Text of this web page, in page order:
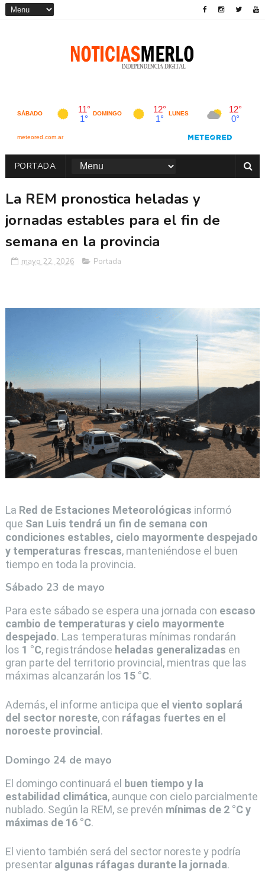
PORTADA
La REM pronostica heladas y
jornadas estables para el fin de
semana en la provincia
mayo 22, 2026 Portada
La Red de Estaciones Meteorológicas informó
que San Luis tendrá un fin de semana con
condiciones estables, cielo mayormente despejado
y temperaturas frescas, manteniéndose el buen
tiempo en toda la provincia.
Sábado 23 de mayo
Para este sábado se espera una jornada con escaso
cambio de temperaturas y cielo mayormente
despejado. Las temperaturas mínimas rondarán
los 1 °C, registrándose heladas generalizadas en
gran parte del territorio provincial, mientras que las
máximas alcanzarán los 15 °C.
Además, el informe anticipa que el viento soplará
del sector noreste, con ráfagas fuertes en el
noroeste provincial.
Domingo 24 de mayo
El domingo continuará el buen tiempo y la
estabilidad climática, aunque con cielo parcialmente
nublado. Según la REM, se prevén mínimas de 2 °C y
máximas de 16 °C.
El viento también será del sector noreste y podría
presentar algunas ráfagas durante la jornada.